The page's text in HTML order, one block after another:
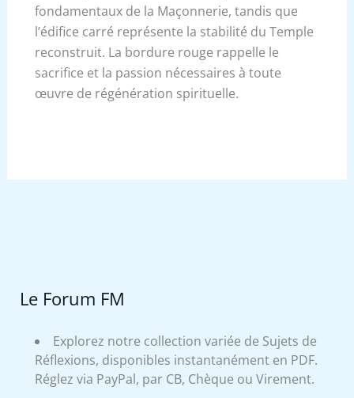
fondamentaux de la Maçonnerie, tandis que
l’édifice carré représente la stabilité du Temple
reconstruit. La bordure rouge rappelle le
sacrifice et la passion nécessaires à toute
œuvre de régénération spirituelle.
Le Forum FM
Explorez notre collection variée de Sujets de
Réflexions, disponibles instantanément en PDF.
Réglez via PayPal, par CB, Chèque ou Virement.